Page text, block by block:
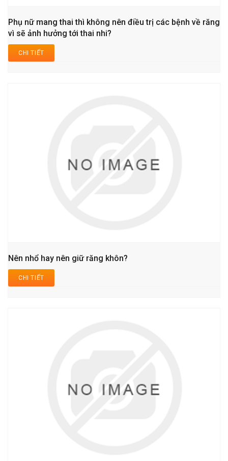
Phụ nữ mang thai thì không nên điều trị các bệnh về răng
vì sẽ ảnh hưởng tới thai nhi?
CHI TIẾT
Nên nhổ hay nên giữ răng khôn?
CHI TIẾT